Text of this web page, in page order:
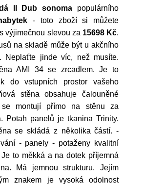
II Dub sonoma populárního
- toto zboží si můžete
výjimečnou slevou za 15698 Kč.
na skladě může být u akčního
Neplaťte jinde víc, než musíte.
AMI 34 se zrcadlem. Je to
do vstupních prostor vašeho
stěna obsahuje čalouněné
se montují přímo na stěnu za
Potah panelů je tkanina Trinity.
se skládá z několika částí. -
- panely - potaženy kvalitní
Je to měkká a na dotek příjemná
Má jemnou strukturu. Jejím
znakem je vysoká odolnost